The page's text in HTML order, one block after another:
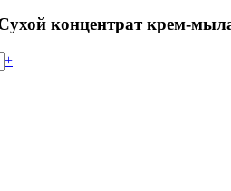
концентрат крем-
+